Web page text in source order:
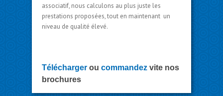
associatif, nous calculons au plus juste les
prestations proposées, tout en maintenant un
niveau de qualité élevé.
Télécharger ou commandez vite nos
brochures